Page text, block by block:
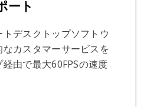
ート
デスクトップソフトウ
カスタマーサービスを
由で最大60FPSの速度